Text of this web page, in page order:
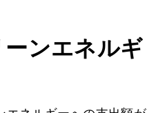
ンエネルギ